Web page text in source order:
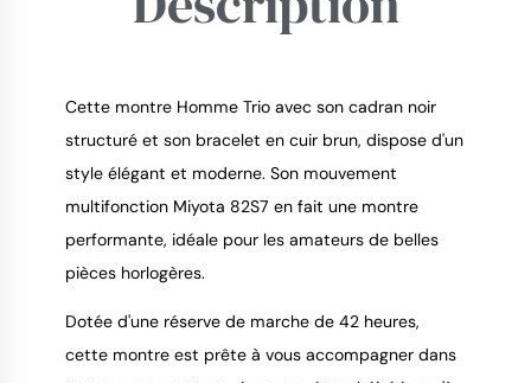
Cette montre Homme Trio avec son cadran noir
structuré et son bracelet en cuir brun, dispose d'un
style élégant et moderne. Son mouvement
multifonction Miyota 82S7 en fait une montre
performante, idéale pour les amateurs de belles
pièces horlogères.
Dotée d'une réserve de marche de 42 heures,
cette montre est prête à vous accompagner dans